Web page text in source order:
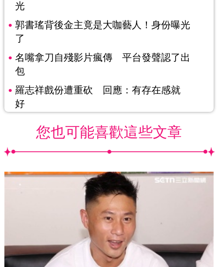
光
郭書瑤背後金主竟是大咖藝人！身份曝光
了
名嘴拿刀自殘影片瘋傳 平台發聲認了出
包
羅志祥戲份遭重砍 回應：有存在感就
好
您也可能喜歡這些文章